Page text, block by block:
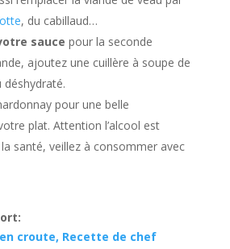
, du cabillaud…
sauce pour la seconde
ajoutez une cuillère à soupe de
déshydraté.
pour une belle
plat. Attention l’alcool est
santé, veillez à consommer avec
croute, Recette de chef